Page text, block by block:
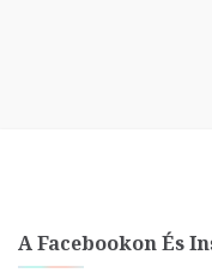
A Facebookon És